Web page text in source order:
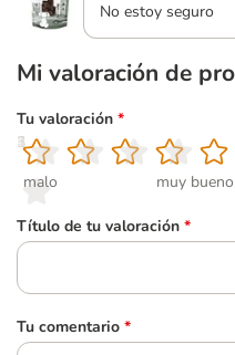
No estoy seguro
Mi valoración de
Tu valoración *
1
malo
2
3
4
5
muy bueno
Título de tu valoración *
Tu comentario *